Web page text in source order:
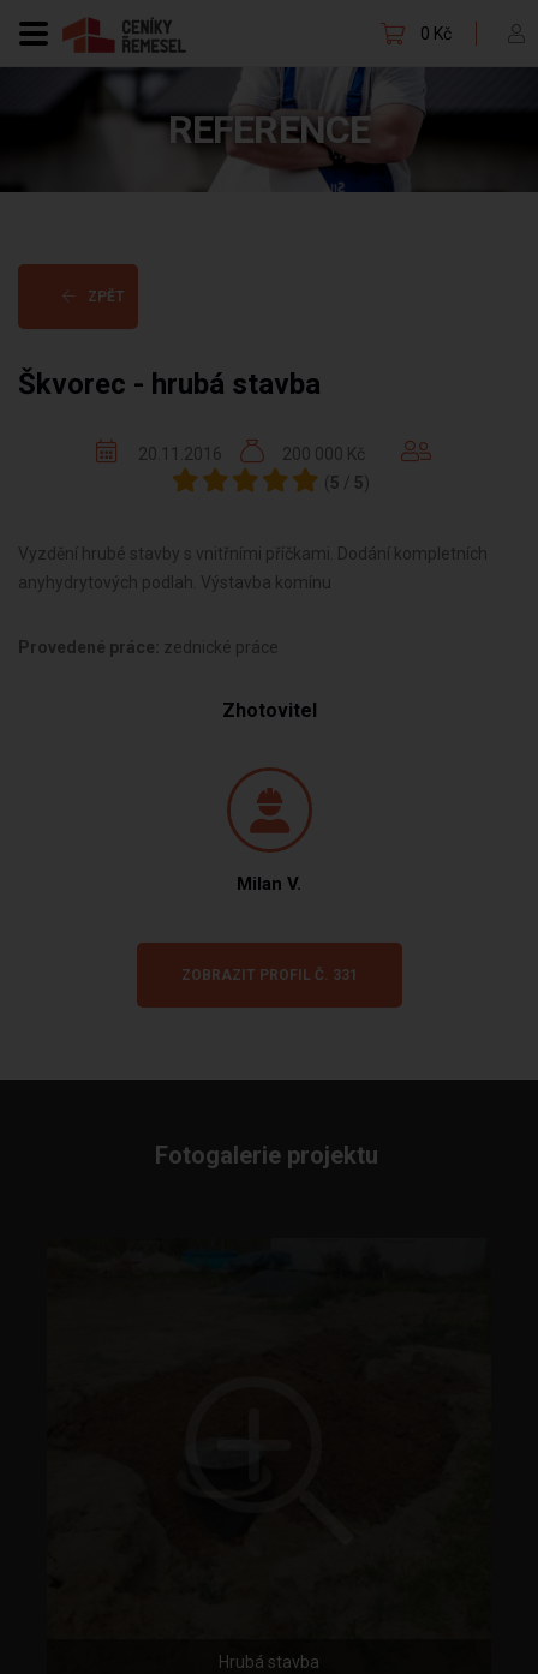
0 Kč
REFERENCE
ZPĚT
Škvorec - hrubá stavba
20.11.2016
200 000 Kč
( 5 / 5)
Vyzdění hrubé stavby s vnitřními příčkami. Dodání kompletních
anyhydrytových podlah. Výstavba komínu
Provedené práce: zednické práce
Zhotovitel
Milan V.
ZOBRAZIT PROFIL Č. 331
Fotogalerie projektu
Hrubá stavba